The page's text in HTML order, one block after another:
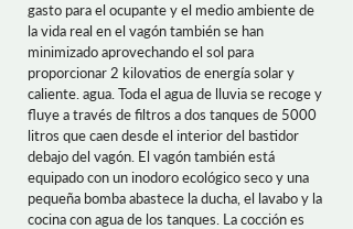
gasto para el ocupante y el medio ambiente de
la vida real en el vagón también se han
minimizado aprovechando el sol para
proporcionar 2 kilovatios de energía solar y
caliente. agua. Toda el agua de lluvia se recoge y
fluye a través de filtros a dos tanques de 5000
litros que caen desde el interior del bastidor
debajo del vagón. El vagón también está
equipado con un inodoro ecológico seco y una
pequeña bomba abastece la ducha, el lavabo y la
cocina con agua de los tanques. La cocción es